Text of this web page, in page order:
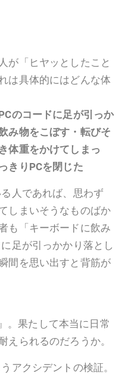
が「ヒヤッとしたこと
は具体的にはどんな体
のコードに足が引っか
み物をこぼす・転びそ
体重をかけてしまっ
きりPCを閉じた
人であれば、思わず
しまいそうなものばか
も「キーボードに飲み
足が引っかかり落とし
間を思い出すと背筋が
。果たして本当に日常
えられるのだろうか。
アクシデントの検証。